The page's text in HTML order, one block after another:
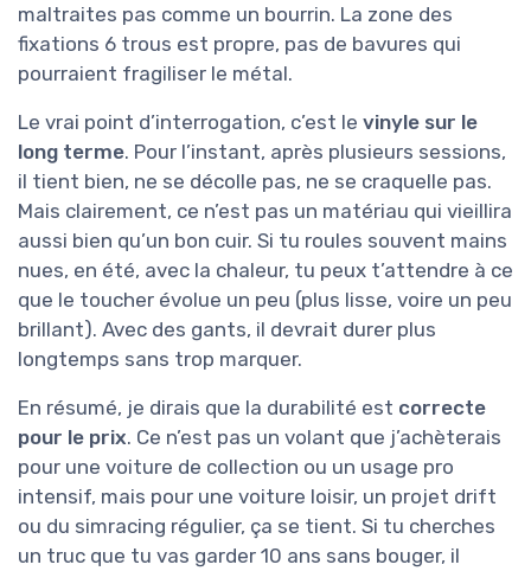
maltraites pas comme un bourrin. La zone des
fixations 6 trous est propre, pas de bavures qui
pourraient fragiliser le métal.
Le vrai point d’interrogation, c’est le vinyle sur le
long terme. Pour l’instant, après plusieurs sessions,
il tient bien, ne se décolle pas, ne se craquelle pas.
Mais clairement, ce n’est pas un matériau qui vieillira
aussi bien qu’un bon cuir. Si tu roules souvent mains
nues, en été, avec la chaleur, tu peux t’attendre à ce
que le toucher évolue un peu (plus lisse, voire un peu
brillant). Avec des gants, il devrait durer plus
longtemps sans trop marquer.
En résumé, je dirais que la durabilité est correcte
pour le prix. Ce n’est pas un volant que j’achèterais
pour une voiture de collection ou un usage pro
intensif, mais pour une voiture loisir, un projet drift
ou du simracing régulier, ça se tient. Si tu cherches
un truc que tu vas garder 10 ans sans bouger, il